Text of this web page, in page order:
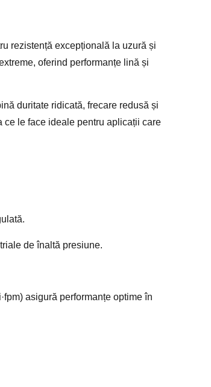
rezistență excepțională la uzură și
oferind performanțe lină și
duritate ridicată, frecare redusă și
ce le face ideale pentru aplicații care
de înaltă presiune.
asigură performanțe optime în